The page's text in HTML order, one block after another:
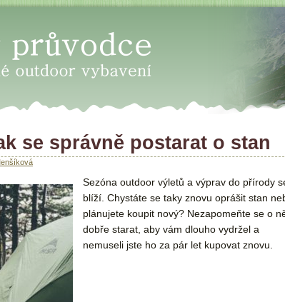
- Vyberte správné
se správně postarat o stan
Sezóna outdoor výletů a výprav do přírody
blíží. Chystáte se taky znovu oprášit stan
plánujete koupit nový? Nezapomeňte se o
dobře starat, aby vám dlouho vydržel a
nemuseli jste ho za pár let kupovat znovu.